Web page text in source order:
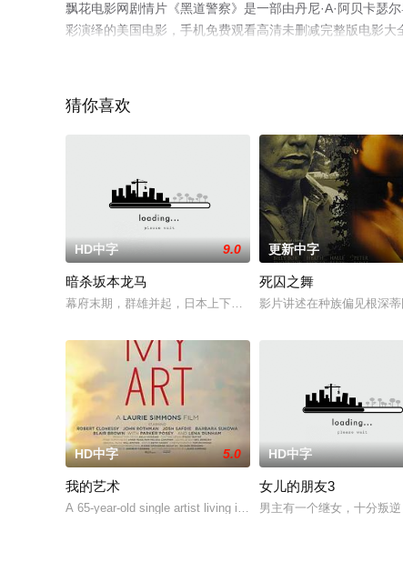
飘花电影网剧情片《黑道警察》是一部由丹尼·A·阿贝卡瑟
彩演绎的美国电影，手机免费观看高清未删减完整版电影
猜你喜欢
HD中字 9.0
暗杀坂本龙马
幕府末期，群雄并起，日本上下动荡不安。在英豪辈出的时代
更新中字
死囚之舞
影片讲述在种族偏见根深
HD中字 5.0
我的艺术
A 65-year-old single artist living in New York City has a good li
HD中字
女儿的朋友3
男主有一个继女，十分叛